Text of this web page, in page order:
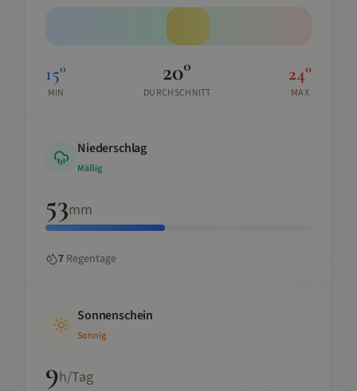
15°
MIN
20°
DURCHSCHNITT
24°
MAX
Niederschlag
Mäßig
53mm
7 Regentage
Sonnenschein
Sonnig
9h/Tag